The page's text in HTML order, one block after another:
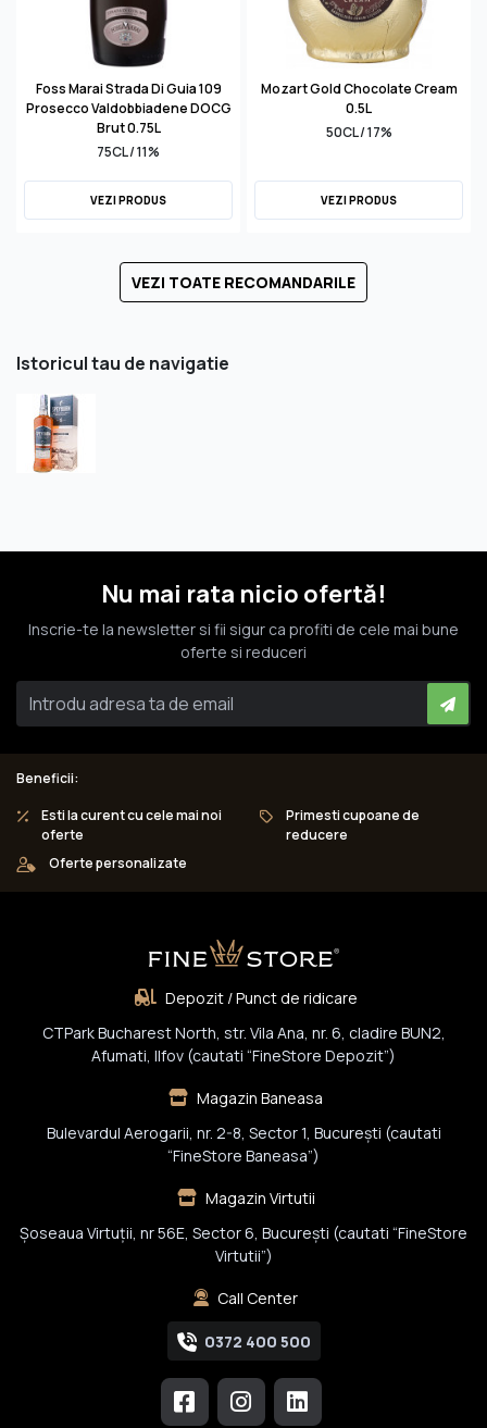
Foss Marai Strada Di Guia 109
Prosecco Valdobbiadene DOCG
Brut 0.75L
75CL / 11%
VEZI PRODUS
Mozart Gold Chocolate Cream
0.5L
50CL / 17%
VEZI PRODUS
VEZI TOATE RECOMANDARILE
Istoricul tau de navigatie
Nu mai rata nicio ofertă!
Inscrie-te la newsletter si fii sigur ca profiti de cele mai bune
oferte si reduceri
Beneficii:
Esti la curent cu cele mai noi
oferte
Primesti cupoane de
reducere
Oferte personalizate
Depozit / Punct de ridicare
CTPark Bucharest North, str. Vila Ana, nr. 6, cladire BUN2,
Afumati, Ilfov (cautati “FineStore Depozit”)
Magazin Baneasa
Bulevardul Aerogarii, nr. 2-8, Sector 1, Bucureşti (cautati
“FineStore Baneasa”)
Magazin Virtutii
Șoseaua Virtuții, nr 56E, Sector 6, București (cautati “FineStore
Virtutii”)
Call Center
0372 400 500